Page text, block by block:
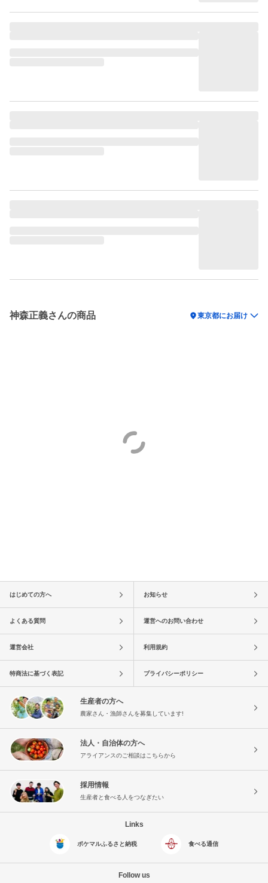
神森正義さんの商品 location_on東京都にお届け
はじめての方へ お知らせ
よくある質問 運営へのお問い合わせ
運営会社 利用規約
特商法に基づく表記 プライバシーポリシー
生産者の方へ
農家さん・漁師さんを募集しています!
法人・自治体の方へ
アライアンスのご相談はこちらから
採用情報
生産者と食べる人をつなぎたい
Links
ポケマルふるさと納税 食べる通信
Follow us